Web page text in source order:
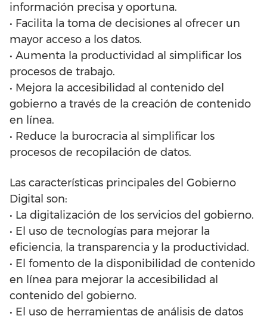
información precisa y oportuna.
• Facilita la toma de decisiones al ofrecer un
mayor acceso a los datos.
• Aumenta la productividad al simplificar los
procesos de trabajo.
• Mejora la accesibilidad al contenido del
gobierno a través de la creación de contenido
en línea.
• Reduce la burocracia al simplificar los
procesos de recopilación de datos.
Las características principales del Gobierno
Digital son:
• La digitalización de los servicios del gobierno.
• El uso de tecnologías para mejorar la
eficiencia, la transparencia y la productividad.
• El fomento de la disponibilidad de contenido
en línea para mejorar la accesibilidad al
contenido del gobierno.
• El uso de herramientas de análisis de datos